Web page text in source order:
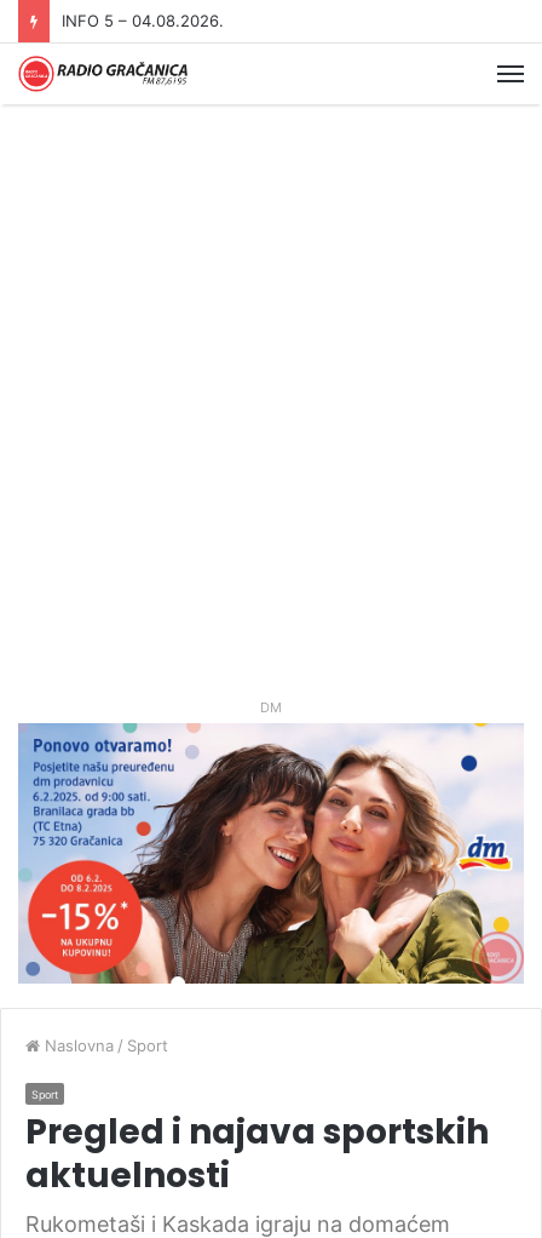
INFO 5 – 04.08.2026.
DM
Naslovna / Sport
Sport
Pregled i najava sportskih
aktuelnosti
Rukometaši i Kaskada igraju na domaćem